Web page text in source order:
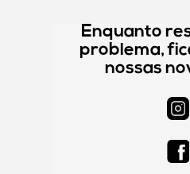
Enquanto
problema,
nossas